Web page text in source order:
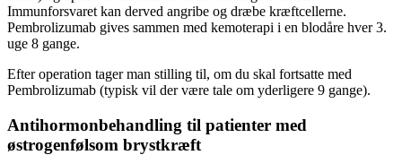
Immunforsvaret kan derved angribe og dræbe kræftcellerne.
Pembrolizumab gives sammen med kemoterapi i en blodåre hver 3.
uge 8 gange.
Efter operation tager man stilling til, om du skal fortsatte med
Pembrolizumab (typisk vil der være tale om yderligere 9 gange).
Antihormonbehandling til patienter med
østrogenfølsom brystkræft